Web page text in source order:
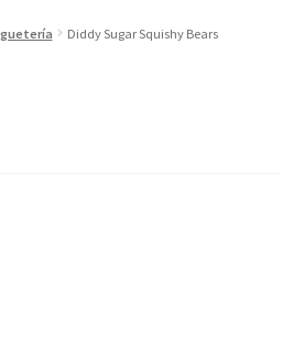
Diddy Sugar Squishy Bears